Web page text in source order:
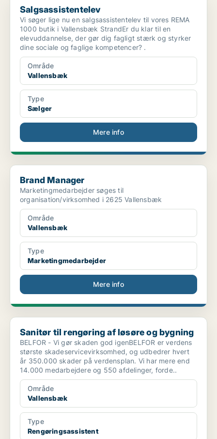
Salgsassistentelev
Vi søger lige nu en salgsassistentelev til vores REMA
1000 butik i Vallensbæk StrandEr du klar til en
elevuddannelse, der gør dig fagligt stærk og styrker
dine sociale og faglige kompetencer? .
Område
Vallensbæk
Type
Sælger
Mere info
Brand Manager
Brand Manager
Marketingmedarbejder søges til
organisation/virksomhed i 2625 Vallensbæk
Område
Vallensbæk
Type
Marketingmedarbejder
Mere info
Sanitør til rengøring af løsøre og bygning
Sanitør til rengøring af løsøre og bygning
BELFOR - Vi gør skaden god igenBELFOR er verdens
største skadeservicevirksomhed, og udbedrer hvert
år 350.000 skader på verdensplan. Vi har mere end
14.000 medarbejdere og 550 afdelinger, forde..
Område
Vallensbæk
Type
Rengøringsassistent